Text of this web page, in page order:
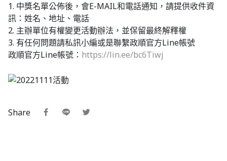
1. 中獎名單公佈後，會E-MAIL和電話通知，請提供收件資
訊：姓名、地址、電話
2. 主辦單位有權變更活動辦法，並保留最終解釋權
3. 有任何問題請私訊小編或是聯繫政順官方Line帳號
政順官方Line帳號： https://lin.ee/bc6Tiwj
Share